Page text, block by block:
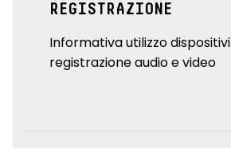
REGISTRAZIONE
Informativa utilizzo dispositivi
registrazione audio e video